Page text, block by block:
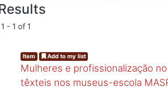
1 - 1 of 1
Item Add to my list
Mulheres e profissionalização
têxteis nos museus-escola